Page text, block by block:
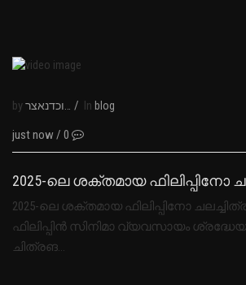
by / In blog
just now / 0
2025-ലെ ശക്തമായ ഫിലിപ്പിനോ
2025-ലെ ശക്തമായ ഫിലിപ്പിനോ
ഫിലിപ്പിൻ സിനിമാ വ്യവസായം
ചിത്രങ…